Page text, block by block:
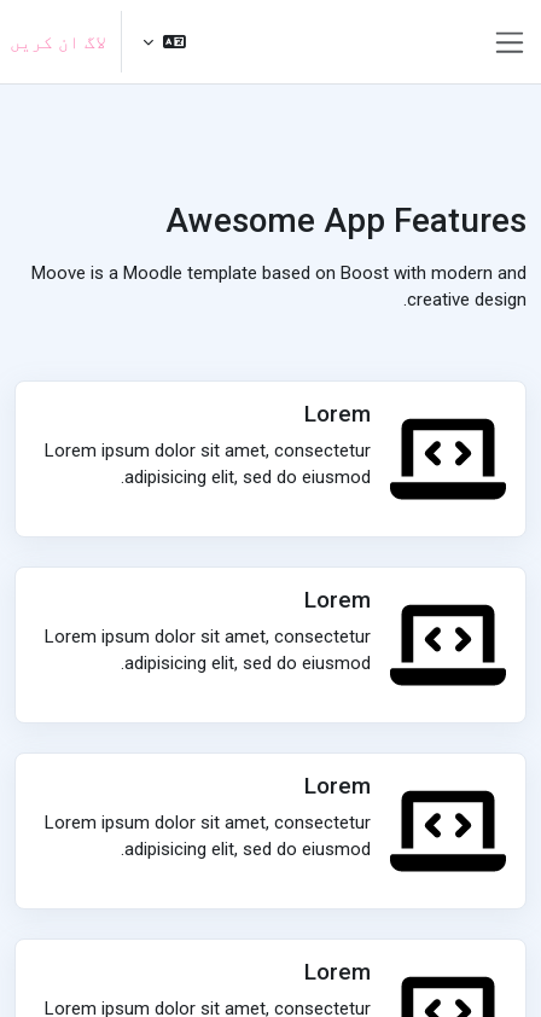
لاگ ان کریں
Awesome App Features
Moove is a Moodle template based on Boost with modern and
creative design.
Lorem
Lorem ipsum dolor sit amet, consectetur
adipisicing elit, sed do eiusmod.
Lorem
Lorem ipsum dolor sit amet, consectetur
adipisicing elit, sed do eiusmod.
Lorem
Lorem ipsum dolor sit amet, consectetur
adipisicing elit, sed do eiusmod.
Lorem
Lorem ipsum dolor sit amet, consectetur